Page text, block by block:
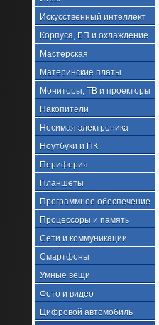
Искусственный интеллект
Корпуса, БП и охлаждение
Мастерская
Материнские платы
Мониторы, ТВ и проекторы
Накопители
Носимая электроника
Ноутбуки и ПК
Периферия
Планшеты
Программное обеспечение
Процессоры и память
Сети и коммуникации
Смартфоны
Умные вещи
Фото и видео
Цифровой автомобиль